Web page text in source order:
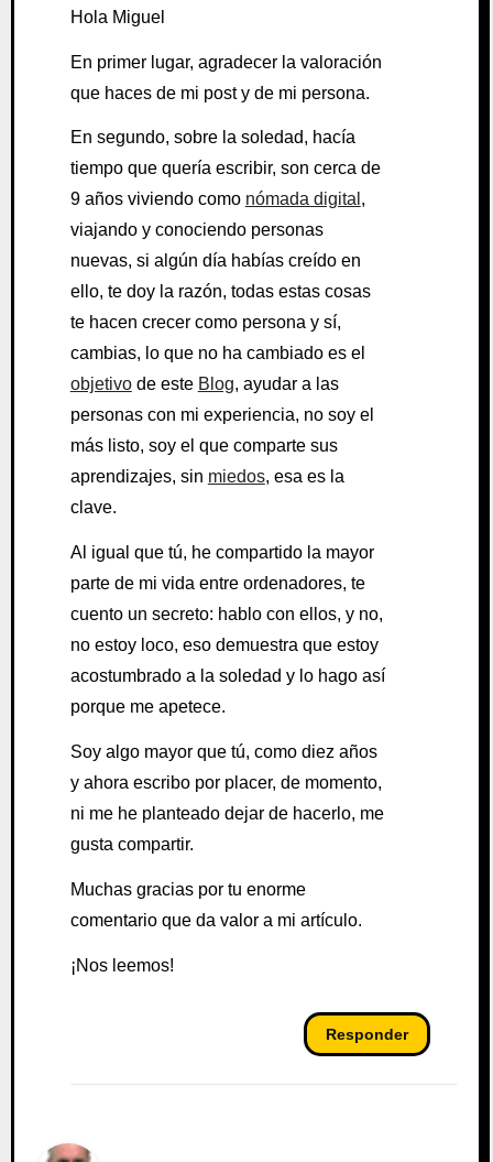
Hola Miguel
En primer lugar, agradecer la valoración
que haces de mi post y de mi persona.
En segundo, sobre la soledad, hacía
tiempo que quería escribir, son cerca de
9 años viviendo como nómada digital ,
viajando y conociendo personas
nuevas, si algún día habías creído en
ello, te doy la razón, todas estas cosas
te hacen crecer como persona y sí,
cambias, lo que no ha cambiado es el
objetivode este Blog, ayudar a las
personas con mi experiencia, no soy el
más listo, soy el que comparte sus
aprendizajes, sin miedos, esa es la
clave.
Al igual que tú, he compartido la mayor
parte de mi vida entre ordenadores, te
cuento un secreto: hablo con ellos, y no,
no estoy loco, eso demuestra que estoy
acostumbrado a la soledad y lo hago así
porque me apetece.
Soy algo mayor que tú, como diez años
y ahora escribo por placer, de momento,
ni me he planteado dejar de hacerlo, me
gusta compartir.
Muchas gracias por tu enorme
comentario que da valor a mi artículo.
¡Nos leemos!
Responder